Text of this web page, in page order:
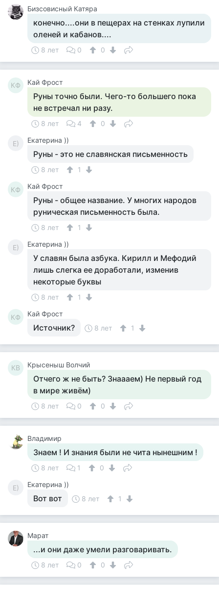
Бизсовисный Катяра
конечно....они в пещерах на стенках лупили
оленей и кабанов....
8 лет 0 0
КФ Кай Фрост
Руны точно были. Чего-то большего пока
не встречал ни разу.
8 лет 4 0
Е) Екатерина ))
Руны - это не славянская письменность
8 лет 1
КФ Кай Фрост
Руны - общее название. У многих народов
руническая письменность была.
8 лет 1
Е) Екатерина ))
У славян была азбука. Кирилл и Мефодий
лишь слегка ее доработали, изменив
некоторые буквы
8 лет 1
КФ Кай Фрост
Источник? 8 лет 1
КВ Крысеныш Волчий
Отчего ж не быть? Знаааем) Не первый год
в мире живём)
8 лет 0 0
Владимир
Знаем ! И знания были не чита нынешним !
8 лет 1 0
Е) Екатерина ))
Вот вот 8 лет 1
Марат
...и они даже умели разговаривать.
8 лет 0 0